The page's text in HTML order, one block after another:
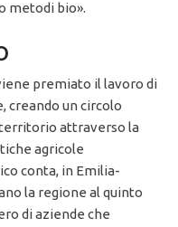
metodi bio».
premiato il lavoro di
creando un circolo
attraverso la
agricole
conta, in Emilia-
la regione al quinto
di aziende che